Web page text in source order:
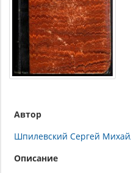
Автор
Шпилевский Сергей
Описание